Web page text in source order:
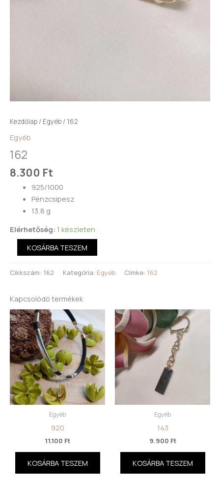
Kezdőlap / Egyéb / 162
Egyéb
162
8.300 Ft
925/1000
Pénzcsipesz
13,8 g
Elérhetőség: 1 készleten
KOSÁRBA TESZEM
Cikkszám: 162 Kategória: Egyéb Címke: 162
Kapcsolódó termékek
Egyéb
920
11.100 Ft
KOSÁRBA TESZEM
Egyéb
143
9.900 Ft
KOSÁRBA TESZEM